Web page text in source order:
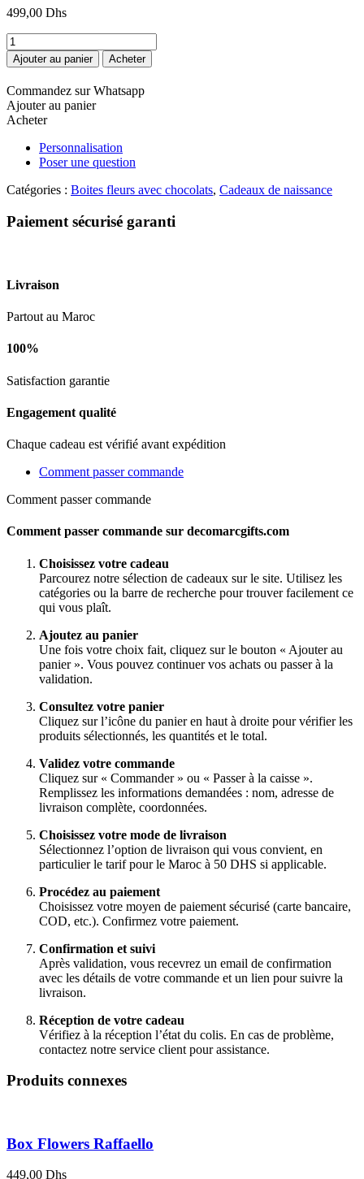
499,00 Dhs
quantité
de
fleur
et
chocolat
pour
naissance
Ajouter au panier Acheter
Commandez sur Whatsapp
Ajouter au panier
Acheter
Personnalisation
Poser une question
Catégories : Boites fleurs avec chocolats, Cadeaux de naissance
Paiement sécurisé garanti
Livraison
Partout au Maroc
100%
Satisfaction garantie
Engagement qualité
Chaque cadeau est vérifié avant expédition
Comment passer commande
Comment passer commande
Comment passer commande sur decomarcgifts.com
Choisissez votre cadeau
Parcourez notre sélection de cadeaux sur le site. Utilisez les
catégories ou la barre de recherche pour trouver facilement ce
qui vous plaît.
Ajoutez au panier
Une fois votre choix fait, cliquez sur le bouton « Ajouter au
panier ». Vous pouvez continuer vos achats ou passer à la
validation.
Consultez votre panier
Cliquez sur l’icône du panier en haut à droite pour vérifier les
produits sélectionnés, les quantités et le total.
Validez votre commande
Cliquez sur « Commander » ou « Passer à la caisse ».
Remplissez les informations demandées : nom, adresse de
livraison complète, coordonnées.
Choisissez votre mode de livraison
Sélectionnez l’option de livraison qui vous convient, en
particulier le tarif pour le Maroc à 50 DHS si applicable.
Procédez au paiement
Choisissez votre moyen de paiement sécurisé (carte bancaire,
COD, etc.). Confirmez votre paiement.
Confirmation et suivi
Après validation, vous recevrez un email de confirmation
avec les détails de votre commande et un lien pour suivre la
livraison.
Réception de votre cadeau
Vérifiez à la réception l’état du colis. En cas de problème,
contactez notre service client pour assistance.
Produits connexes
Box Flowers Raffaello
449,00 Dhs